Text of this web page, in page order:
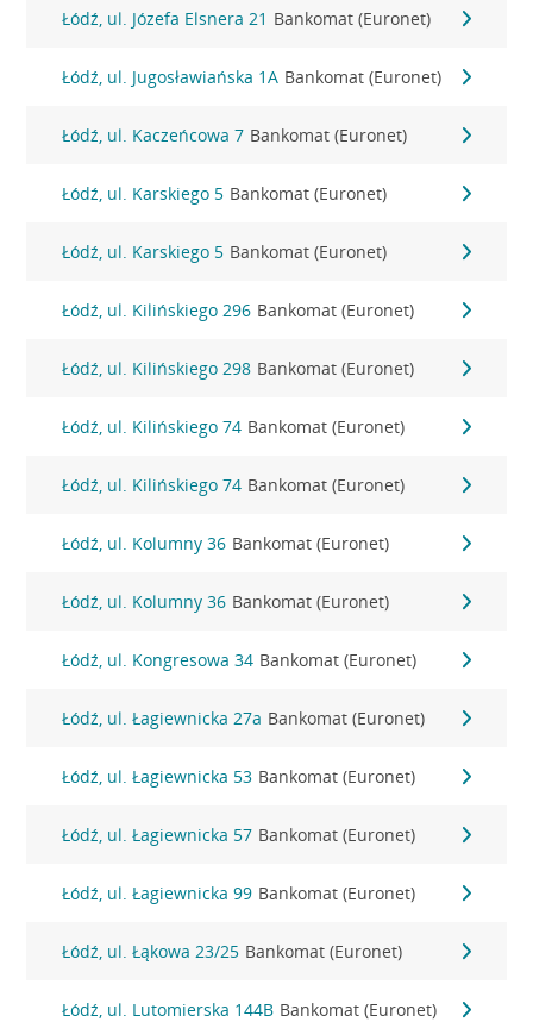
Łódź, ul. Józefa Elsnera 21 Bankomat (Euronet)
Łódź, ul. Jugosławiańska 1A Bankomat (Euronet)
Łódź, ul. Kaczeńcowa 7 Bankomat (Euronet)
Łódź, ul. Karskiego 5 Bankomat (Euronet)
Łódź, ul. Karskiego 5 Bankomat (Euronet)
Łódź, ul. Kilińskiego 296 Bankomat (Euronet)
Łódź, ul. Kilińskiego 298 Bankomat (Euronet)
Łódź, ul. Kilińskiego 74 Bankomat (Euronet)
Łódź, ul. Kilińskiego 74 Bankomat (Euronet)
Łódź, ul. Kolumny 36 Bankomat (Euronet)
Łódź, ul. Kolumny 36 Bankomat (Euronet)
Łódź, ul. Kongresowa 34 Bankomat (Euronet)
Łódź, ul. Łagiewnicka 27a Bankomat (Euronet)
Łódź, ul. Łagiewnicka 53 Bankomat (Euronet)
Łódź, ul. Łagiewnicka 57 Bankomat (Euronet)
Łódź, ul. Łagiewnicka 99 Bankomat (Euronet)
Łódź, ul. Łąkowa 23/25 Bankomat (Euronet)
Łódź, ul. Lutomierska 144B Bankomat (Euronet)